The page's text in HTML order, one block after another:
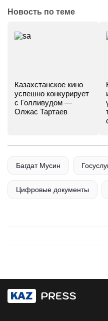
Новость по теме
Казахстанское кино
успешно конкурирует
с Голливудом —
Олжас Тартаев
Багдат Мусин
Цифровые документы